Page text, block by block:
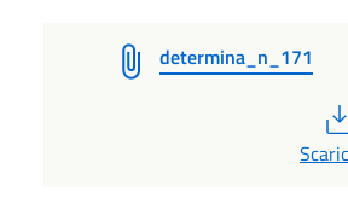
determina_n_171